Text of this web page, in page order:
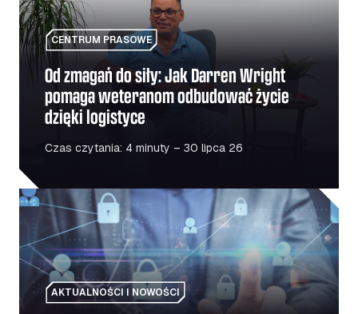
CENTRUM PRASOWE
Od zmagań do siły: Jak Darren Wright
pomaga weteranom odbudować życie
dzięki logistyce
Czas czytania: 4 minuty – 30 lipca 26
Czy Twoja flota jest na celowniku? Bezpieczeństwo na
AKTUALNOŚCI I NOWOŚCI